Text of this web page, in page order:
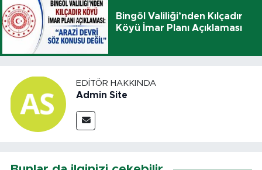
Bingöl Valiliği’nden Kılçadır
Köyü İmar Planı Açıklaması
EDITÖR HAKKINDA
Admin Site